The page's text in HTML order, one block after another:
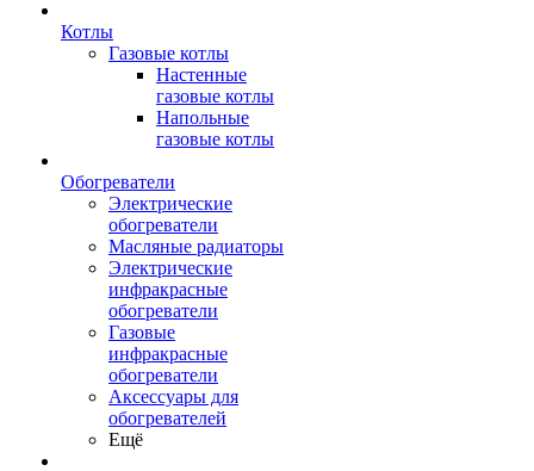
Котлы
Газовые котлы
Настенные
газовые котлы
Напольные
газовые котлы
Обогреватели
Электрические
обогреватели
Масляные радиаторы
Электрические
инфракрасные
обогреватели
Газовые
инфракрасные
обогреватели
Аксессуары для
обогревателей
Ещё